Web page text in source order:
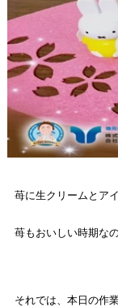
苺に生クリームとア
苺もおいしい時期な
それでは、本日の作